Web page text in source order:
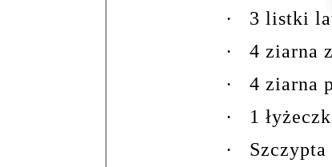
·
3 listki
·
4 ziarna
·
4 ziarna
·
1
·